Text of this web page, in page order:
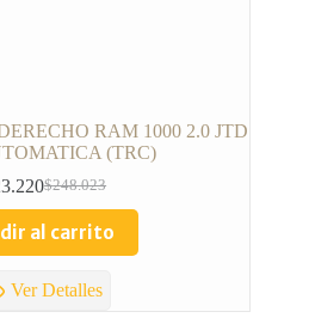
RAM 1000 2.0 JTD
(TRC)
$248.023
al carrito
Ver Detalles